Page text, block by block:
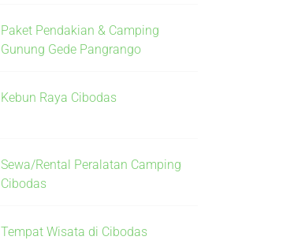
Paket Pendakian & Camping
Gunung Gede Pangrango
Kebun Raya Cibodas
Sewa/Rental Peralatan Camping
Cibodas
Tempat Wisata di Cibodas